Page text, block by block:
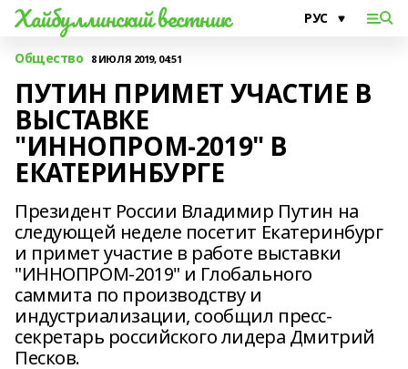
Хайбуллинский вестник
Общество 8 ИЮЛЯ 2019, 04:51
ПУТИН ПРИМЕТ УЧАСТИЕ В
ВЫСТАВКЕ
"ИННОПРОМ-2019" В
ЕКАТЕРИНБУРГЕ
Президент России Владимир Путин на
следующей неделе посетит Екатеринбург
и примет участие в работе выставки
"ИННОПРОМ-2019" и Глобального
саммита по производству и
индустриализации, сообщил пресс-
секретарь российского лидера Дмитрий
Песков.